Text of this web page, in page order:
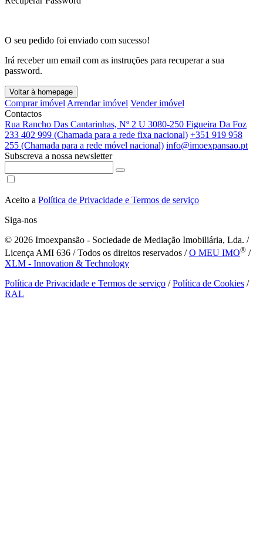
O seu pedido foi enviado com sucesso!
Irá receber um email com as instruções para recuperar a sua
password.
Voltar à homepage
Comprar imóvel Arrendar imóvel Vender imóvel
Contactos
Rua Rancho Das Cantarinhas, Nº 2 U 3080-250 Figueira Da Foz
233 402 999 (Chamada para a rede fixa nacional) +351 919 958
255 (Chamada para a rede móvel nacional) info@imoexpansao.pt
Subscreva a nossa newsletter
Aceito a Política de Privacidade e Termos de serviço
Siga-nos
© 2026 Imoexpansão - Sociedade de Mediação Imobiliária, Lda. /
Licença AMI 636 / Todos os direitos reservados /O MEU IMO® /
XLM - Innovation & Technology
Política de Privacidade e Termos de serviço /Política de Cookies /
RAL